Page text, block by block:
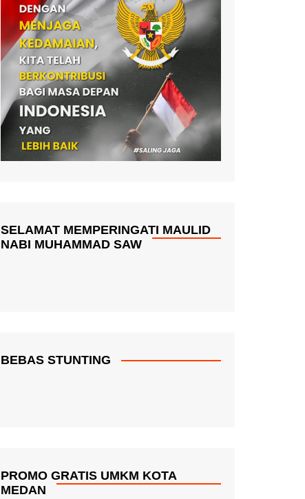
SELAMAT MEMPERINGATI MAULID
NABI MUHAMMAD SAW
BEBAS STUNTING
PROMO GRATIS UMKM KOTA
MEDAN